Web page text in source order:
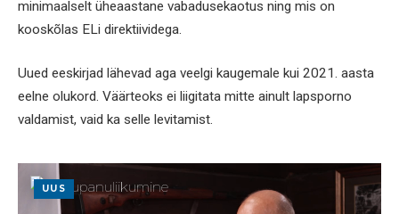
minimaalselt üheaastane vabadusekaotus ning mis on
kooskõlas ELi direktiividega.
Uued eeskirjad lähevad aga veelgi kaugemale kui 2021. aasta
eelne olukord. Väärteoks ei liigitata mitte ainult lapsporno
valdamist, vaid ka selle levitamist.
UUS